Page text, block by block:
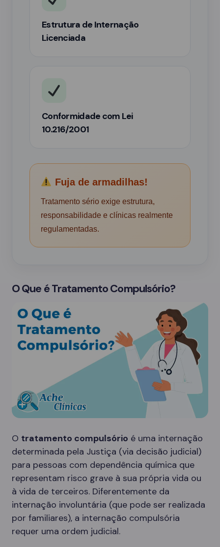
Estrutura de Internação
Licenciada
Conformidade com Lei
10.216/2001
Fuja de armadilhas!
Tratamento sério exige estrutura,
responsabilidade e clínicas realmente
regulamentadas.
O Que é Tratamento Compulsório?
O tratamento compulsório é uma internação
determinada pela Justiça (via decisão judicial)
para pessoas com dependência química que
representam risco grave à sua própria vida ou
à vida de terceiros. Diferentemente da
internação involuntária (que pode ser realizada
por familiares), a internação compulsória
requer uma ordem judicial.